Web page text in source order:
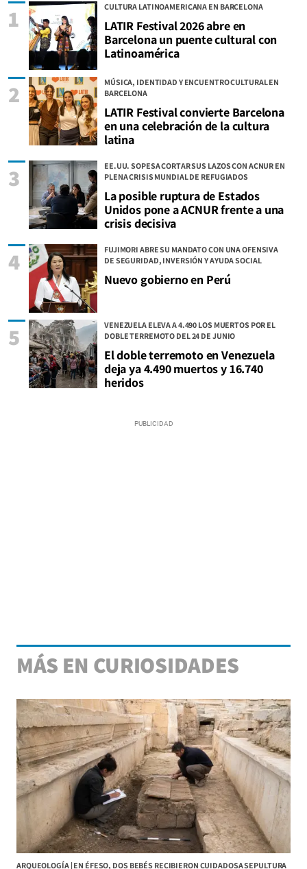
CULTURA LATINOAMERICANA EN BARCELONA
LATIR Festival 2026 abre en
Barcelona un puente cultural con
Latinoamérica
1
MÚSICA, IDENTIDAD Y ENCUENTRO CULTURAL EN
BARCELONA
LATIR Festival convierte Barcelona
en una celebración de la cultura
latina
2
EE.UU. SOPESA CORTAR SUS LAZOS CON ACNUR EN
PLENA CRISIS MUNDIAL DE REFUGIADOS
La posible ruptura de Estados
Unidos pone a ACNUR frente a una
crisis decisiva
3
FUJIMORI ABRE SU MANDATO CON UNA OFENSIVA
DE SEGURIDAD, INVERSIÓN Y AYUDA SOCIAL
Nuevo gobierno en Perú
4
VENEZUELA ELEVA A 4.490 LOS MUERTOS POR EL
DOBLE TERREMOTO DEL 24 DE JUNIO
El doble terremoto en Venezuela
deja ya 4.490 muertos y 16.740
heridos
5
MÁS EN CURIOSIDADES
ARQUEOLOGÍA | EN ÉFESO, DOS BEBÉS RECIBIERON CUIDADOSA SEPULTURA